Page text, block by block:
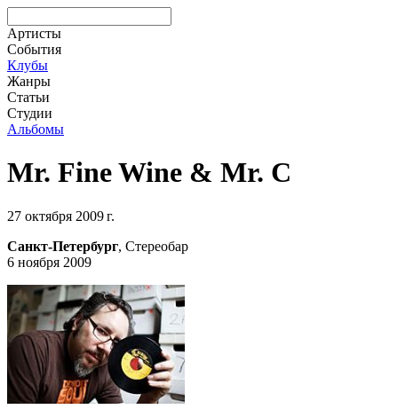
Артисты
События
Клубы
Жанры
Статьи
Студии
Альбомы
Mr. Fine Wine & Mr. C
27 октября 2009 г.
Санкт-Петербург, Стереобар
6 ноября 2009